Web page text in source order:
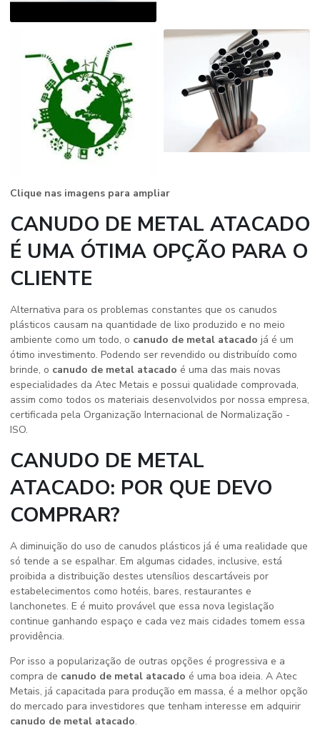
Clique nas imagens para ampliar
CANUDO DE METAL ATACADO
É UMA ÓTIMA OPÇÃO PARA O
CLIENTE
Alternativa para os problemas constantes que os canudos
plásticos causam na quantidade de lixo produzido e no meio
ambiente como um todo, o canudo de metal atacado já é um
ótimo investimento. Podendo ser revendido ou distribuído como
brinde, o canudo de metal atacado é uma das mais novas
especialidades da Atec Metais e possui qualidade comprovada,
assim como todos os materiais desenvolvidos por nossa empresa,
certificada pela Organização Internacional de Normalização -
ISO.
CANUDO DE METAL
ATACADO: POR QUE DEVO
COMPRAR?
A diminuição do uso de canudos plásticos já é uma realidade que
só tende a se espalhar. Em algumas cidades, inclusive, está
proibida a distribuição destes utensílios descartáveis por
estabelecimentos como hotéis, bares, restaurantes e
lanchonetes. E é muito provável que essa nova legislação
continue ganhando espaço e cada vez mais cidades tomem essa
providência.
Por isso a popularização de outras opções é progressiva e a
compra de canudo de metal atacado é uma boa ideia. A Atec
Metais, já capacitada para produção em massa, é a melhor opção
do mercado para investidores que tenham interesse em adquirir
canudo de metal atacado.